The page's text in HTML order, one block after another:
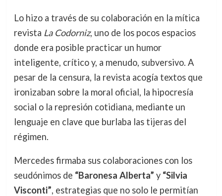
Lo hizo a través de su colaboración en la mítica
revista La Codorniz, uno de los pocos espacios
donde era posible practicar un humor
inteligente, crítico y, a menudo, subversivo. A
pesar de la censura, la revista acogía textos que
ironizaban sobre la moral oficial, la hipocresía
social o la represión cotidiana, mediante un
lenguaje en clave que burlaba las tijeras del
régimen.
Mercedes firmaba sus colaboraciones con los
seudónimos de “Baronesa Alberta” y “Silvia
Visconti”, estrategias que no solo le permitían